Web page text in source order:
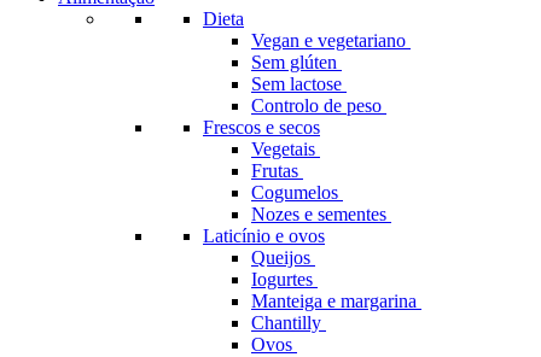
Dieta
Vegan e vegetariano
Sem glúten
Sem lactose
Controlo de peso
Frescos e secos
Vegetais
Frutas
Cogumelos
Nozes e sementes
Laticínio e ovos
Queijos
Iogurtes
Manteiga e margarina
Chantilly
Ovos